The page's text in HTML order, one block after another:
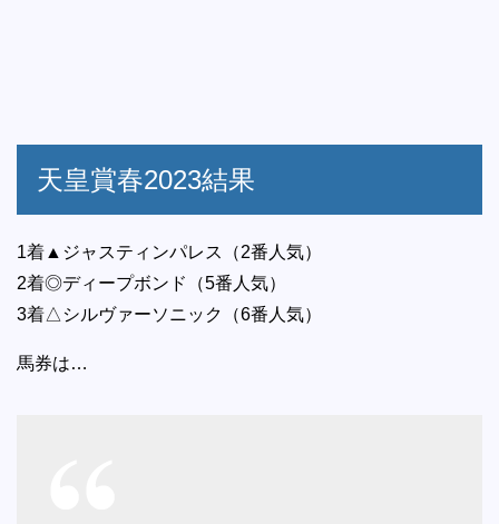
天皇賞春2023結果
1着▲ジャスティンパレス（2番人気）
2着◎ディープボンド（5番人気）
3着△シルヴァーソニック（6番人気）
馬券は…